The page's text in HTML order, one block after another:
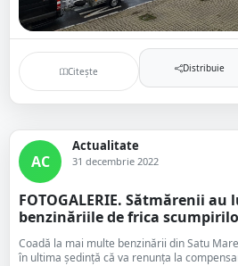
Citește Distribuie
AC
Actualitate
31 decembrie 2022
FOTOGALERIE. Sătmărenii
benzinăriile de frica
Coadă la mai multe benzinării din Satu
în ultima ședință că va renunța la